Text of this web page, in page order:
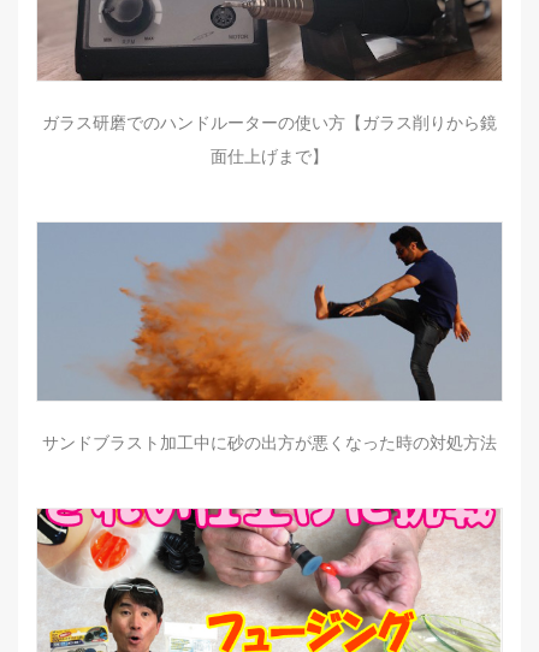
ガラス研磨でのハンドルーターの使い方【ガラス削りから鏡
面仕上げまで】
サンドブラスト加工中に砂の出方が悪くなった時の対処方法